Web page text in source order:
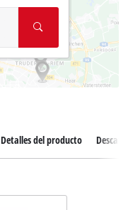
Detalles del producto